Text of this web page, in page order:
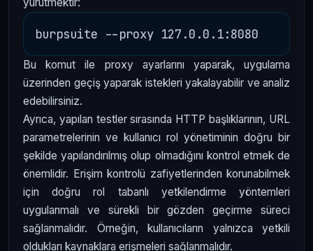
yürütmektir:
Bu komut ile proxy ayarlarını yaparak, uygulama
üzerinden geçiş yaparak istekleri yakalayabilir ve analiz
edebilirsiniz.
Ayrıca, yapılan testler sırasında HTTP başlıklarının, URL
parametrelerinin ve kullanıcı rol yönetiminin doğru bir
şekilde yapılandırılmış olup olmadığını kontrol etmek de
önemlidir. Erişim kontrolü zafiyetlerinden korunabilmek
için doğru rol tabanlı yetkilendirme yöntemleri
uygulanmalı ve sürekli bir gözden geçirme süreci
sağlanmalıdır. Örneğin, kullanıcıların yalnızca yetkili
oldukları kaynaklara erişmeleri sağlanmalıdır.